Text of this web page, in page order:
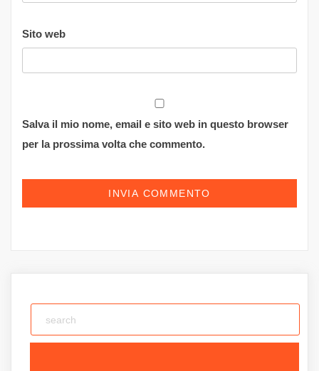
Sito web
Salva il mio nome, email e sito web in questo browser
per la prossima volta che commento.